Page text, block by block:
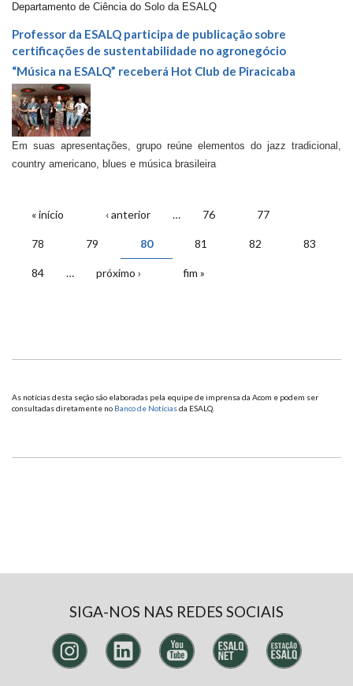
Departamento de Ciência do Solo da ESALQ
Professor da ESALQ participa de publicação sobre
certificações de sustentabilidade no agronegócio
“Música na ESALQ” receberá Hot Club de Piracicaba
Em suas apresentações, grupo reúne elementos do jazz tradicional,
country americano, blues e música brasileira
PÁGINAS
« início ‹ anterior … 76 77
78 79 80 81 82 83
84 … próximo › fim »
As notícias desta seção são elaboradas pela equipe de imprensa da Acom e podem ser
consultadas diretamente no Banco de Notíciasda ESALQ.
SIGA-NOS NAS REDES SOCIAIS